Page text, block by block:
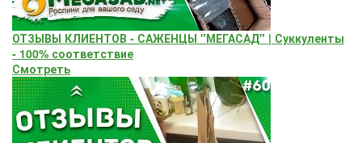
ОТЗЫВЫ КЛИЕНТОВ - САЖЕНЦЫ "МЕГАСАД" | Суккуленты
- 100% соответствие
Смотреть